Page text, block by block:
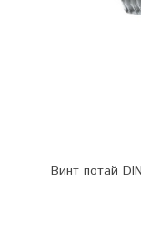
Винт потай